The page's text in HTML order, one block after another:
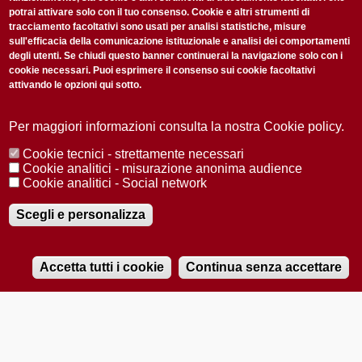
Audio
Accetto laPrivacy Policy
Redazione Copyright Privacy
Area stampa
© 2025 Università di Padova
Registrazione presso il Tribunale di Padova n. 2097/2012 del 18 giugno
2012
potrai attivare solo con il tuo consenso. Cookie e altri strumenti di
tracciamento facoltativi sono usati per analisi statistiche, misure
sull'efficacia della comunicazione istituzionale e analisi dei comportamenti
degli utenti. Se chiudi questo banner continuerai la navigazione solo con i
cookie necessari. Puoi esprimere il consenso sui cookie facoltativi
attivando le opzioni qui sotto.
Per maggiori informazioni consulta la nostra Cookie policy.
Cookie tecnici - strettamente necessari
Cookie analitici - misurazione anonima audience
Cookie analitici - Social network
Scegli e personalizza
Accetta tutti i cookie Continua senza accettare